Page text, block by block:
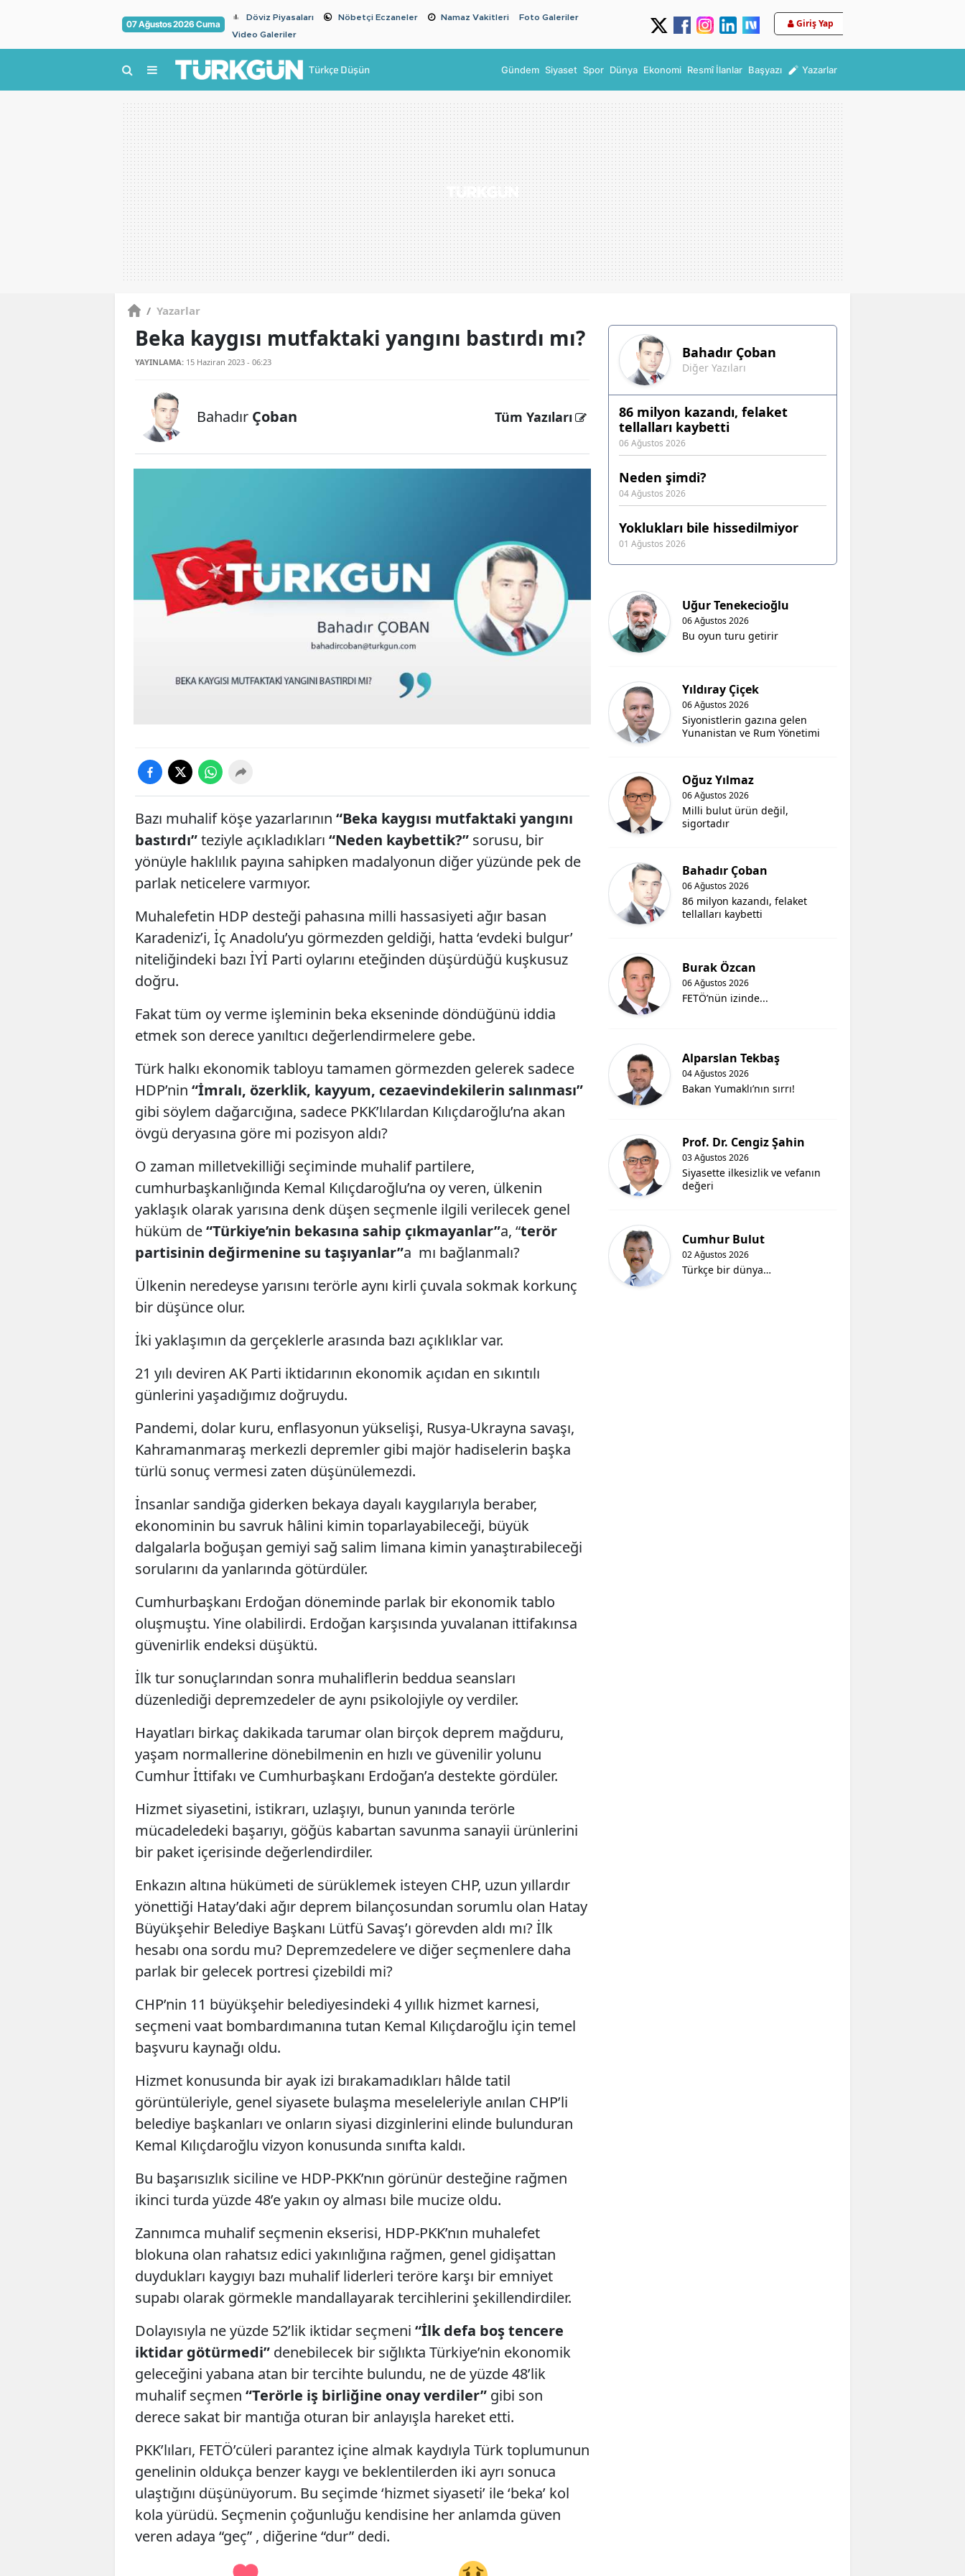
07 Ağustos 2026 Cuma
Döviz Piyasaları Nöbetçi Eczaneler Namaz Vakitleri
Foto Galeriler
Video Galeriler
Giriş Yap
Türkçe Düşün Gündem Siyaset Spor Dünya Ekonomi Resmî İlanlar Başyazı Yazarlar
/ Yazarlar
Beka kaygısı mutfaktaki yangını bastırdı mı?
YAYINLAMA: 15 Haziran 2023 - 06:23
Bahadır Çoban Tüm Yazıları
Bazı muhalif köşe yazarlarının “Beka kaygısı mutfaktaki yangını
bastırdı”teziyle açıkladıkları “Neden kaybettik?” sorusu, bir
yönüyle haklılık payına sahipken madalyonun diğer yüzünde pek de
parlak neticelere varmıyor.
Muhalefetin HDP desteği pahasına milli hassasiyeti ağır basan
Karadeniz’i, İç Anadolu’yu görmezden geldiği, hatta ‘evdeki bulgur’
niteliğindeki bazı İYİ Parti oylarını eteğinden düşürdüğü kuşkusuz
doğru.
Fakat tüm oy verme işleminin beka ekseninde döndüğünü iddia
etmek son derece yanıltıcı değerlendirmelere gebe.
Türk halkı ekonomik tabloyu tamamen görmezden gelerek sadece
HDP’nin “İmralı, özerklik, kayyum, cezaevindekilerin salınması”
gibi söylem dağarcığına, sadece PKK’lılardan Kılıçdaroğlu’na akan
övgü deryasına göre mi pozisyon aldı?
O zaman milletvekilliği seçiminde muhalif partilere,
cumhurbaşkanlığında Kemal Kılıçdaroğlu’na oy veren, ülkenin
yaklaşık olarak yarısına denk düşen seçmenle ilgili verilecek genel
hüküm de“Türkiye’nin bekasına sahip çıkmayanlar”a, “terör
partisinin değirmenine su taşıyanlar”a mı bağlanmalı?
Ülkenin neredeyse yarısını terörle aynı kirli çuvala sokmak korkunç
bir düşünce olur.
İki yaklaşımın da gerçeklerle arasında bazı açıklıklar var.
21 yılı deviren AK Parti iktidarının ekonomik açıdan en sıkıntılı
günlerini yaşadığımız doğruydu.
Pandemi, dolar kuru, enflasyonun yükselişi, Rusya-Ukrayna savaşı,
Kahramanmaraş merkezli depremler gibi majör hadiselerin başka
türlü sonuç vermesi zaten düşünülemezdi.
İnsanlar sandığa giderken bekaya dayalı kaygılarıyla beraber,
ekonominin bu savruk hâlini kimin toparlayabileceği, büyük
dalgalarla boğuşan gemiyi sağ salim limana kimin yanaştırabileceği
sorularını da yanlarında götürdüler.
Cumhurbaşkanı Erdoğan döneminde parlak bir ekonomik tablo
oluşmuştu. Yine olabilirdi. Erdoğan karşısında yuvalanan ittifakınsa
güvenirlik endeksi düşüktü.
İlk tur sonuçlarından sonra muhaliflerin beddua seansları
düzenlediği depremzedeler de aynı psikolojiyle oy verdiler.
Hayatları birkaç dakikada tarumar olan birçok deprem mağduru,
yaşam normallerine dönebilmenin en hızlı ve güvenilir yolunu
Cumhur İttifakı ve Cumhurbaşkanı Erdoğan’a destekte gördüler.
Hizmet siyasetini, istikrarı, uzlaşıyı, bunun yanında terörle
mücadeledeki başarıyı, göğüs kabartan savunma sanayii ürünlerini
bir paket içerisinde değerlendirdiler.
Enkazın altına hükümeti de sürüklemek isteyen CHP, uzun yıllardır
yönettiği Hatay’daki ağır deprem bilançosundan sorumlu olan Hatay
Büyükşehir Belediye Başkanı Lütfü Savaş’ı görevden aldı mı? İlk
hesabı ona sordu mu? Depremzedelere ve diğer seçmenlere daha
parlak bir gelecek portresi çizebildi mi?
CHP’nin 11 büyükşehir belediyesindeki 4 yıllık hizmet karnesi,
seçmeni vaat bombardımanına tutan Kemal Kılıçdaroğlu için temel
başvuru kaynağı oldu.
Hizmet konusunda bir ayak izi bırakamadıkları hâlde tatil
görüntüleriyle, genel siyasete bulaşma meseleleriyle anılan CHP’li
belediye başkanları ve onların siyasi dizginlerini elinde bulunduran
Kemal Kılıçdaroğlu vizyon konusunda sınıfta kaldı.
Bu başarısızlık siciline ve HDP-PKK’nın görünür desteğine rağmen
ikinci turda yüzde 48’e yakın oy alması bile mucize oldu.
Zannımca muhalif seçmenin ekserisi, HDP-PKK’nın muhalefet
blokuna olan rahatsız edici yakınlığına rağmen, genel gidişattan
duydukları kaygıyı bazı muhalif liderleri teröre karşı bir emniyet
supabı olarak görmekle mandallayarak tercihlerini şekillendirdiler.
Dolayısıyla ne yüzde 52’lik iktidar seçmeni “İlk defa boş tencere
iktidar götürmedi” denebilecek bir sığlıkta Türkiye’nin ekonomik
geleceğini yabana atan bir tercihte bulundu, ne de yüzde 48’lik
muhalif seçmen “Terörle iş birliğine onay verdiler” gibi son
derece sakat bir mantığa oturan bir anlayışla hareket etti.
PKK’lıları, FETÖ’cüleri parantez içine almak kaydıyla Türk toplumunun
genelinin oldukça benzer kaygı ve beklentilerden iki ayrı sonuca
ulaştığını düşünüyorum. Bu seçimde ‘hizmet siyaseti’ ile ‘beka’ kol
kola yürüdü. Seçmenin çoğunluğu kendisine her anlamda güven
veren adaya “geç” , diğerine “dur” dedi.
Bahadır Çoban
Diğer Yazıları
86 milyon kazandı, felaket
tellalları kaybetti
06 Ağustos 2026
Neden şimdi?
04 Ağustos 2026
Yoklukları bile hissedilmiyor
01 Ağustos 2026
Uğur Tenekecioğlu
06 Ağustos 2026
Bu oyun turu getirir
Yıldıray Çiçek
06 Ağustos 2026
Siyonistlerin gazına gelen
Yunanistan ve Rum Yönetimi
Oğuz Yılmaz
06 Ağustos 2026
Milli bulut ürün değil,
sigortadır
Bahadır Çoban
06 Ağustos 2026
86 milyon kazandı, felaket
tellalları kaybetti
Burak Özcan
06 Ağustos 2026
FETÖ’nün izinde...
Alparslan Tekbaş
04 Ağustos 2026
Bakan Yumaklı’nın sırrı!
Prof. Dr. Cengiz Şahin
03 Ağustos 2026
Siyasette ilkesizlik ve vefanın
değeri
Cumhur Bulut
02 Ağustos 2026
Türkçe bir dünya…